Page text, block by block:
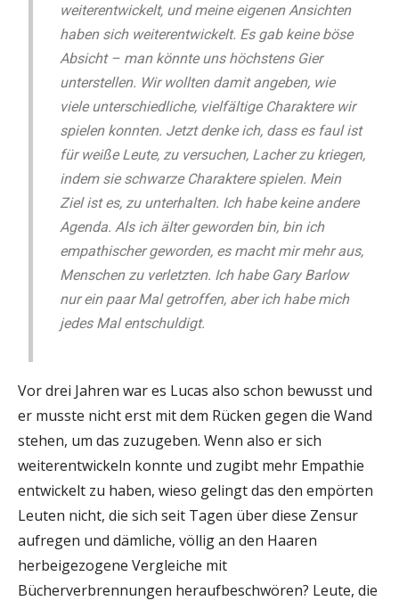
weiterentwickelt, und meine eigenen Ansichten
haben sich weiterentwickelt. Es gab keine böse
Absicht – man könnte uns höchstens Gier
unterstellen. Wir wollten damit angeben, wie
viele unterschiedliche, vielfältige Charaktere wir
spielen konnten. Jetzt denke ich, dass es faul ist
für weiße Leute, zu versuchen, Lacher zu kriegen,
indem sie schwarze Charaktere spielen. Mein
Ziel ist es, zu unterhalten. Ich habe keine andere
Agenda. Als ich älter geworden bin, bin ich
empathischer geworden, es macht mir mehr aus,
Menschen zu verletzten. Ich habe Gary Barlow
nur ein paar Mal getroffen, aber ich habe mich
jedes Mal entschuldigt.
Vor drei Jahren war es Lucas also schon bewusst und
er musste nicht erst mit dem Rücken gegen die Wand
stehen, um das zuzugeben. Wenn also er sich
weiterentwickeln konnte und zugibt mehr Empathie
entwickelt zu haben, wieso gelingt das den empörten
Leuten nicht, die sich seit Tagen über diese Zensur
aufregen und dämliche, völlig an den Haaren
herbeigezogene Vergleiche mit
Bücherverbrennungen heraufbeschwören? Leute, die